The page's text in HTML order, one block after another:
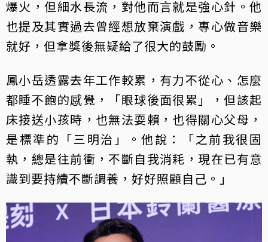
爆火，但細水長流，對他而言就是強心針。他
也提及其實過去曾經想放棄演戲，專心做音樂
就好，但拿獎後無疑給了很大的鼓勵。
鳳小岳透露去年工作較累，有力不從心、怎麼
都睡不飽的感覺，「眼球後面很累」，但該起
床接送小孩時，也無法耍賴，也得關心父母，
是標準的「三明治」。他說：「之前我很固
執，總是往前衝，不斷自我消耗，現在已有意
識到要持續不斷調養，好好照顧自己。」